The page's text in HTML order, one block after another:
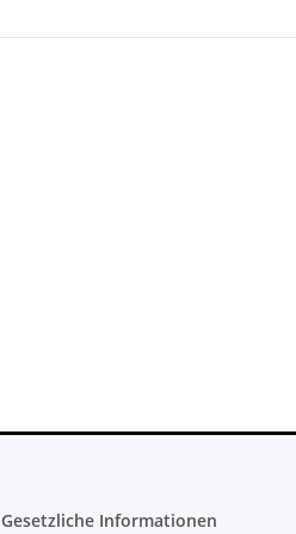
XBOX
Watt -
Gesetzliche Informationen